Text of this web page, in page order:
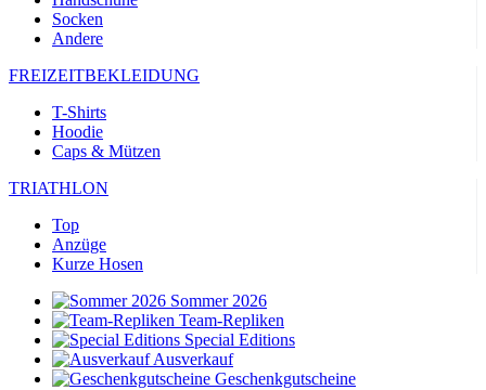
Socken
Andere
FREIZEITBEKLEIDUNG
T-Shirts
Hoodie
Caps & Mützen
TRIATHLON
Top
Anzüge
Kurze Hosen
Sommer 2026
Team-Repliken
Special Editions
Ausverkauf
Geschenkgutscheine